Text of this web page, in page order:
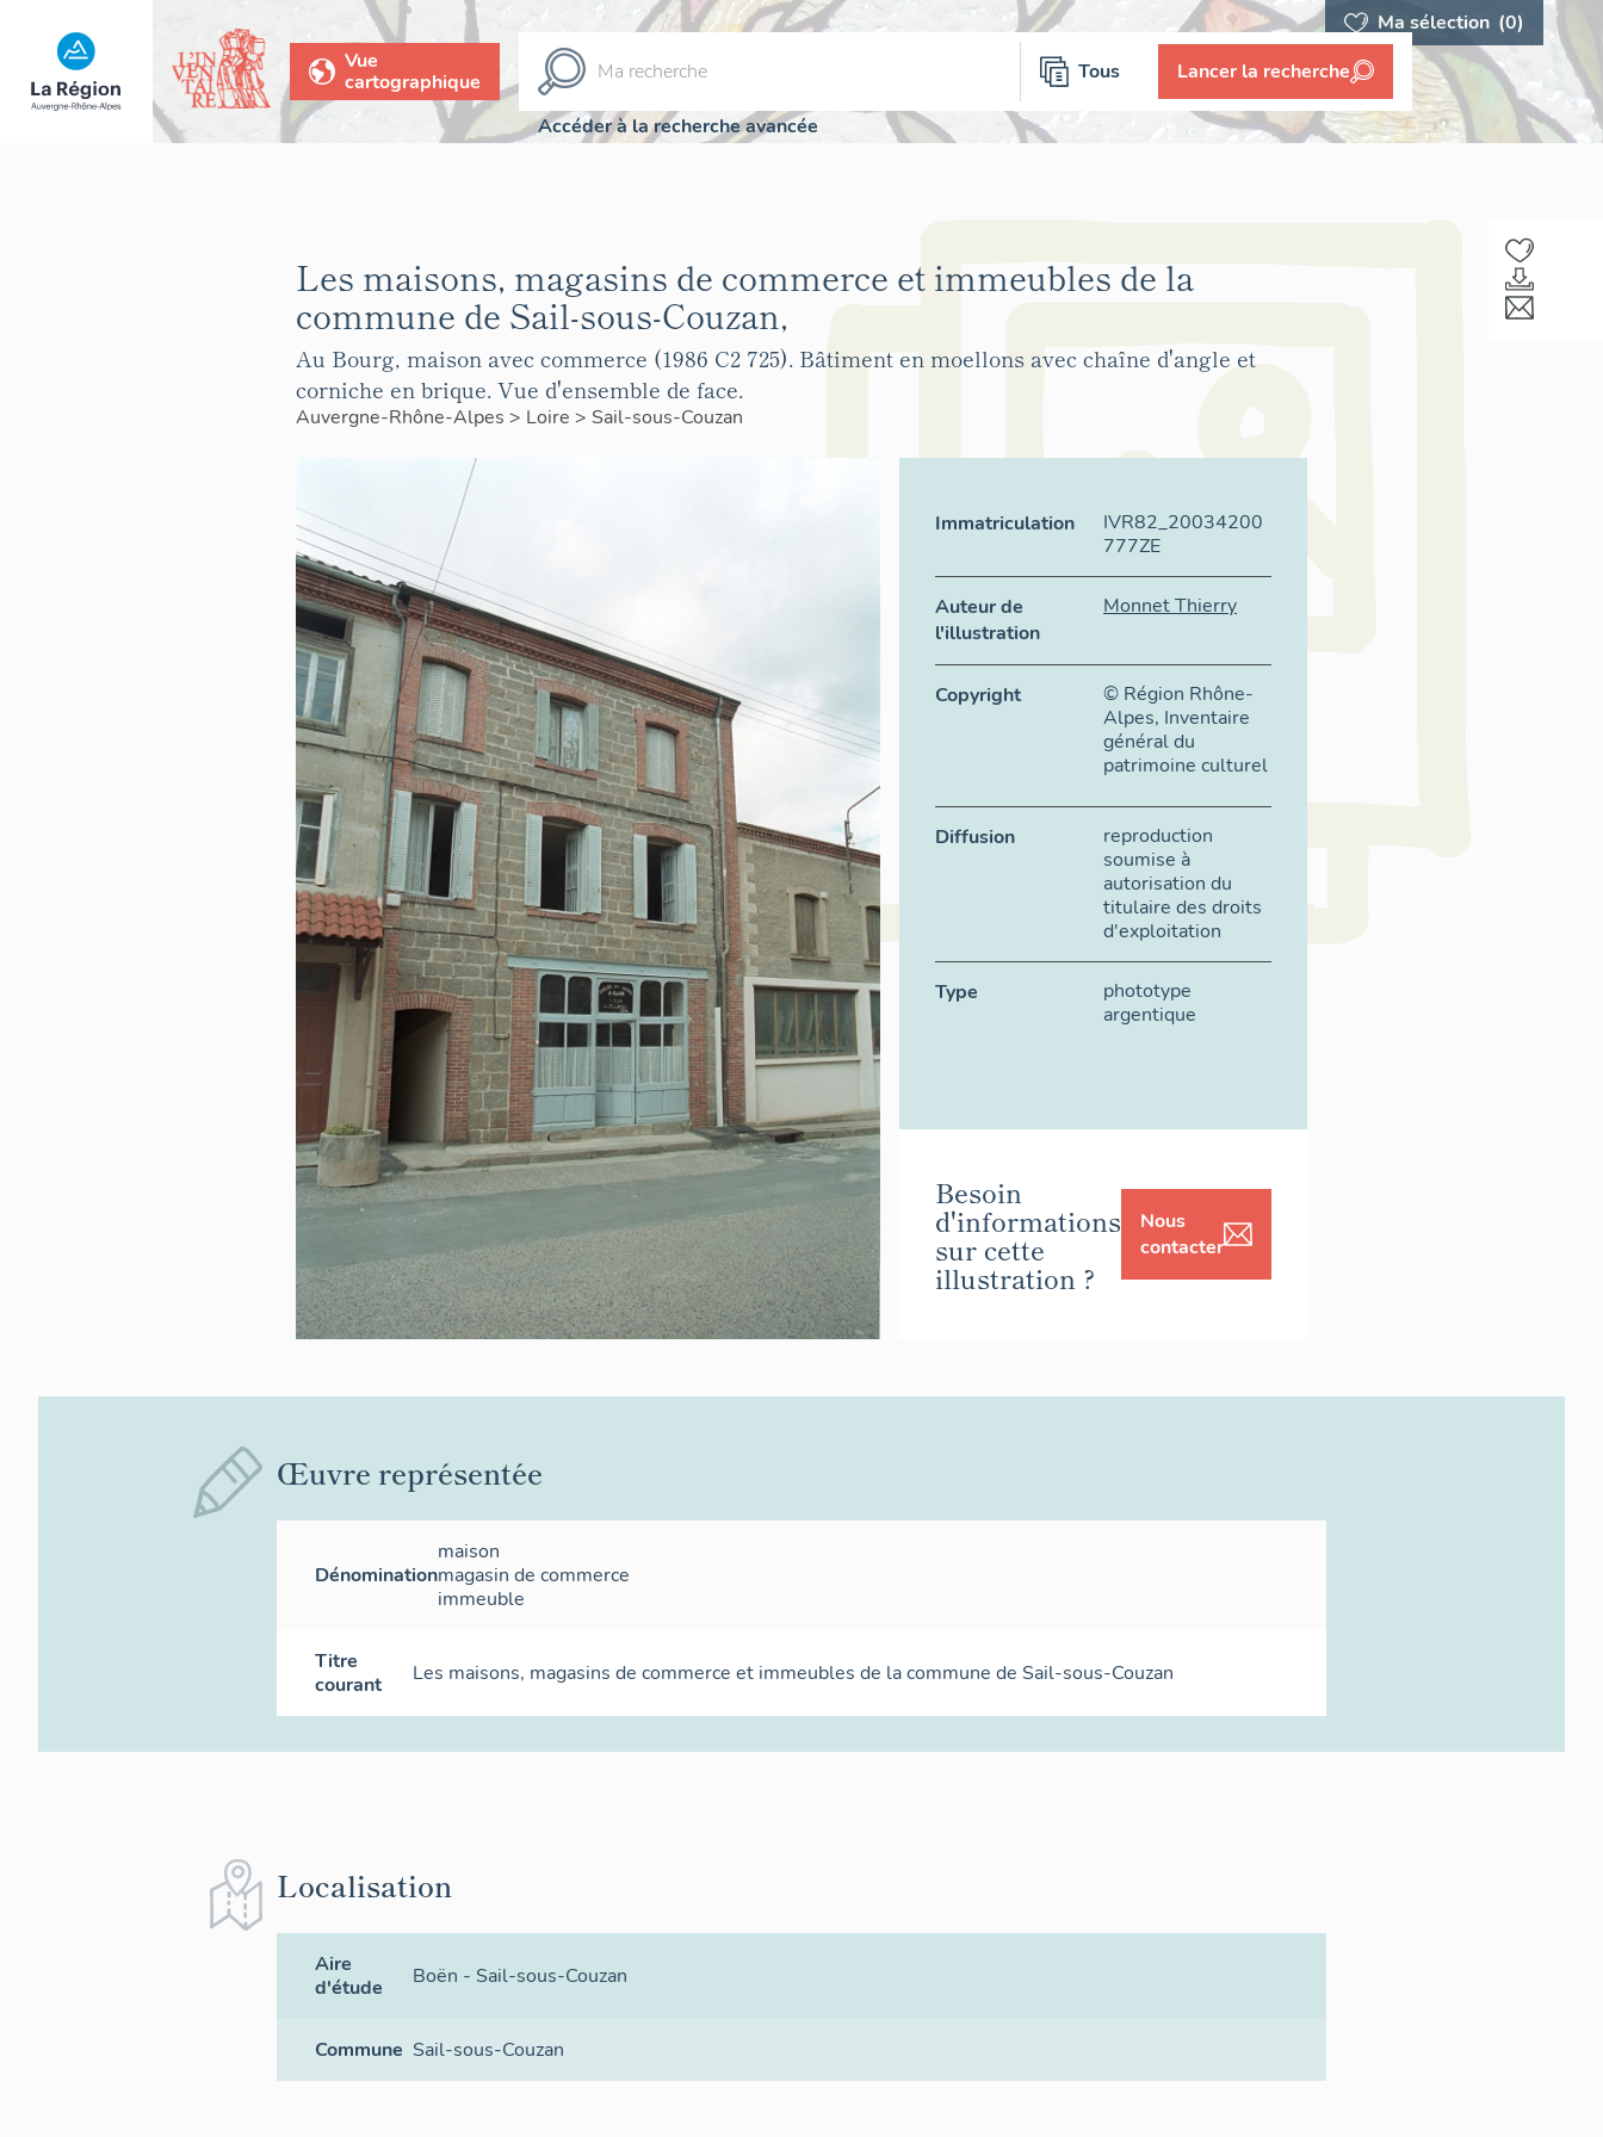
Ma sélection (0)
Vue
cartographique
Tous Lancer la recherche
Accéder à la recherche avancée
Les maisons, magasins de commerce et immeubles de la
commune de Sail-sous-Couzan,
Au Bourg, maison avec commerce (1986 C2 725). Bâtiment en moellons avec chaîne d'angle et
corniche en brique. Vue d'ensemble de face.
Auvergne-Rhône-Alpes > Loire > Sail-sous-Couzan
Immatriculation
IVR82_20034200
777ZE
Auteur de
l'illustration
Monnet Thierry
Copyright
© Région Rhône-
Alpes, Inventaire
général du
patrimoine culturel
Diffusion
reproduction
soumise à
autorisation du
titulaire des droits
d'exploitation
Type
phototype
argentique
Besoin
d'informations
sur cette
illustration ?
Nous
contacter
Œuvre représentée
Dénomination
maison
magasin de commerce
immeuble
Titre
courant
Les maisons, magasins de commerce et immeubles de la commune de Sail-sous-Couzan
Localisation
Aire
d'étude
Boën - Sail-sous-Couzan
Commune Sail-sous-Couzan